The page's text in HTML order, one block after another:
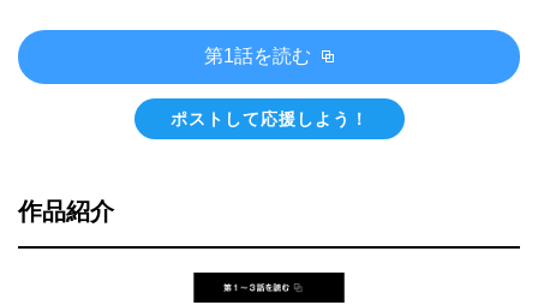
第1話を読む
ポストして応援しよう！
作品紹介